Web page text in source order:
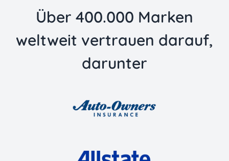
Über 400.000 Marken
weltweit vertrauen darauf,
darunter